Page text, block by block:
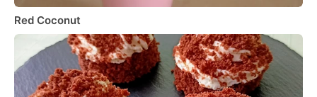
Red Coconut